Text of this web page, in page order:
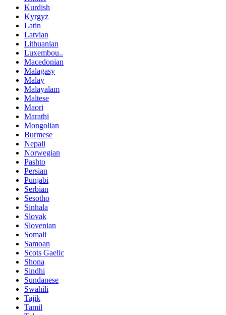
Kurdish
Kyrgyz
Latin
Latvian
Lithuanian
Luxembou..
Macedonian
Malagasy
Malay
Malayalam
Maltese
Maori
Marathi
Mongolian
Burmese
Nepali
Norwegian
Pashto
Persian
Punjabi
Serbian
Sesotho
Sinhala
Slovak
Slovenian
Somali
Samoan
Scots Gaelic
Shona
Sindhi
Sundanese
Swahili
Tajik
Tamil